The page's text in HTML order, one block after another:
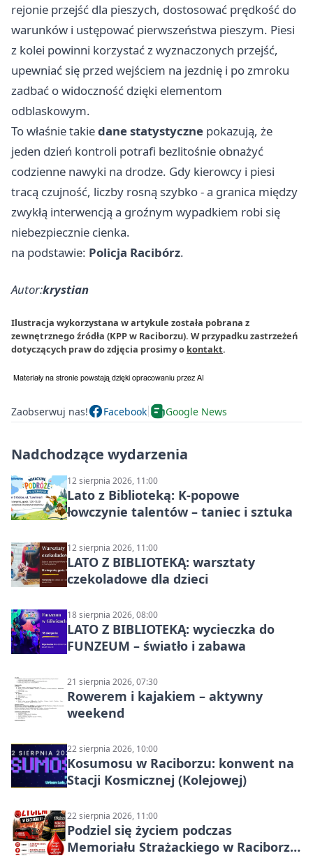
rejonie przejść dla pieszych, dostosować prędkość do
warunków i ustępować pierwszeństwa pieszym. Piesi
z kolei powinni korzystać z wyznaczonych przejść,
upewniać się przed wejściem na jezdnię i po zmroku
zadbać o widoczność dzięki elementom
odblaskowym.
To właśnie takiedane statystyczne pokazują, że
jeden dzień kontroli potrafi bezlitośnie obnażyć
codzienne nawyki na drodze. Gdy kierowcy i piesi
tracą czujność, liczby rosną szybko - a granica między
zwykłą interwencją a groźnym wypadkiem robi się
niebezpiecznie cienka.
na podstawie: Policja Racibórz.
Autor:krystian
Ilustracja wykorzystana w artykule została pobrana z
zewnętrznego źródła (KPP w Raciborzu). W przypadku zastrzeżeń
dotyczących praw do zdjęcia prosimy o kontakt.
Zaobserwuj nas! Facebook Google News
Nadchodzące wydarzenia
12 sierpnia 2026, 11:00
Lato z Biblioteką: K-popowe
łowczynie talentów – taniec i sztuka
12 sierpnia 2026, 11:00
LATO Z BIBLIOTEKĄ: warsztaty
czekoladowe dla dzieci
18 sierpnia 2026, 08:00
LATO Z BIBLIOTEKĄ: wycieczka do
FUNZEUM – światło i zabawa
21 sierpnia 2026, 07:30
Rowerem i kajakiem – aktywny
weekend
22 sierpnia 2026, 10:00
Kosumosu w Raciborzu: konwent na
Stacji Kosmicznej (Kolejowej)
22 sierpnia 2026, 11:00
Podziel się życiem podczas
Memoriału Strażackiego w Raciborzu